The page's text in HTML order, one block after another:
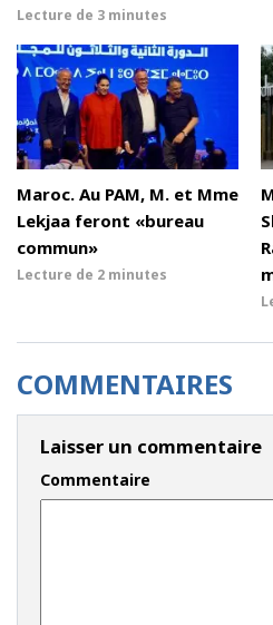
Lecture de 3 minutes
Maroc. Au PAM, M. et Mme
Lekjaa feront «bureau
commun»
Lecture de 2 minutes
COMMENTAIRES
Laisser un commentaire
Commentaire